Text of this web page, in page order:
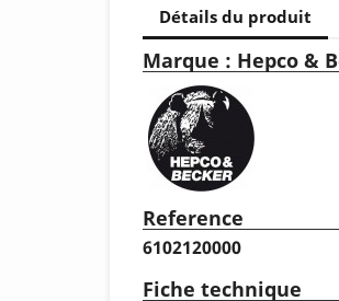
Détails du produit
Marque : Hepco &
Reference
6102120000
Fiche technique